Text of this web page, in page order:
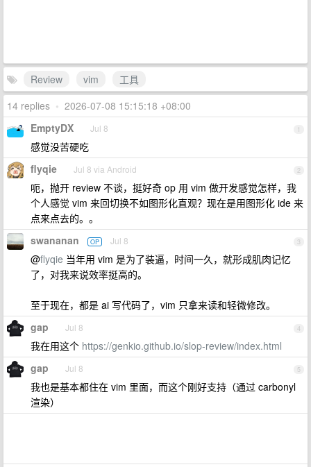
Review vim
工具
14 replies • 2026-07-08 15:15:18 +08:00
1
EmptyDX Jul 8
感觉没苦硬吃
2
flyqie Jul 8 via Android
呃，抛开 review 不谈，挺好奇 op 用 vim 做开发感觉怎样，我
个人感觉 vim 来回切换不如图形化直观？现在是用图形化 ide 来
点来点去的。。
3
swananan OP Jul 8
@flyqie 当年用 vim 是为了装逼，时间一久，就形成肌肉记忆
了，对我来说效率挺高的。
至于现在，都是 ai 写代码了，vim 只拿来读和轻微修改。
4
gap Jul 8
我在用这个 https://genkio.github.io/slop-review/index.html
5
gap Jul 8
我也是基本都住在 vim 里面，而这个刚好支持（通过 carbonyl
渲染）